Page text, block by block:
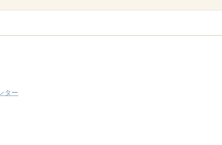
ター